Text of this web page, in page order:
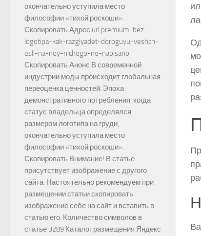
окончательно уступила место
философии «тихой роскоши».
Скопировать Адрес url premium-bez-
logotipa-kak-razglyadet-doroguyu-veshch-
esli-na-ney-nichego-ne-napisano
Скопировать Анонс В современной
индустрии моды происходит глобальная
переоценка ценностей. Эпоха
демонстративного потребления, когда
статус владельца определялся
размером логотипа на груди,
окончательно уступила место
философии «тихой роскоши».
Скопировать Внимание! В статье
присутствует изображение с другого
сайта. Настоятельно рекомендуем при
размещении статьи скопировать
изображение себе на сайт и вставить в
статью его. Количество символов в
статье 3289 Каталог размещения Яндекс